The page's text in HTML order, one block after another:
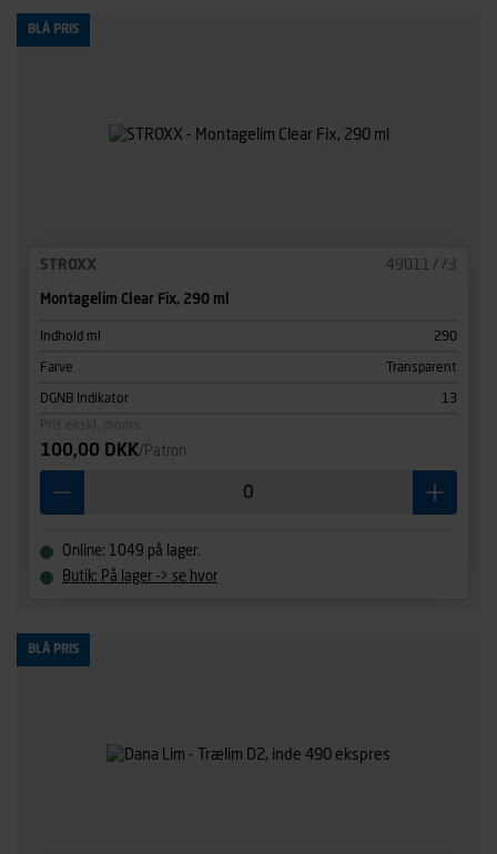
BLÅ PRIS
STROXX 49011773
Montagelim Clear Fix, 290 ml
Indhold ml 290
Farve Transparent
DGNB Indikator
13
100,00 DKK/Patron
Online: 1049 på lager.
Butik: På lager -> se hvor
BLÅ PRIS